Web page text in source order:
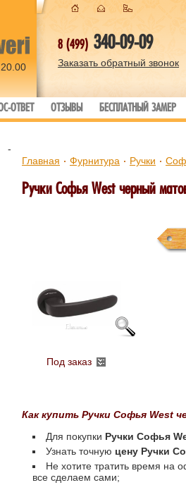
8 (499) 340-09-09
Заказать обратный звонок
ОТВЕТ ОТЗЫВЫ БЕСПЛАТНЫЙ ЗАМЕР
-
Главная Фурнитура Ручки
Ручки Софья West черный
Под заказ
Как купить Ручки Софья West
Для покупки Ручки Софья
Узнать точную цену Ручки
Не хотите тратить время на
все сделаем сами;